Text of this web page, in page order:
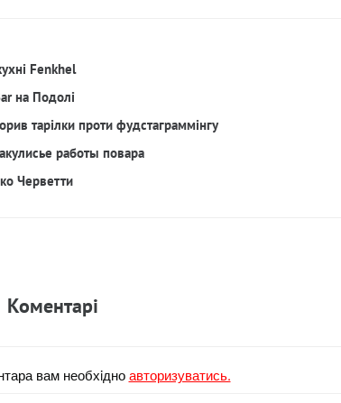
Fenkhel
на Подолі
тарілки проти фудстаграммінгу
работы повара
Черветти
Коментарi
вам необхiдноавторизуватись.